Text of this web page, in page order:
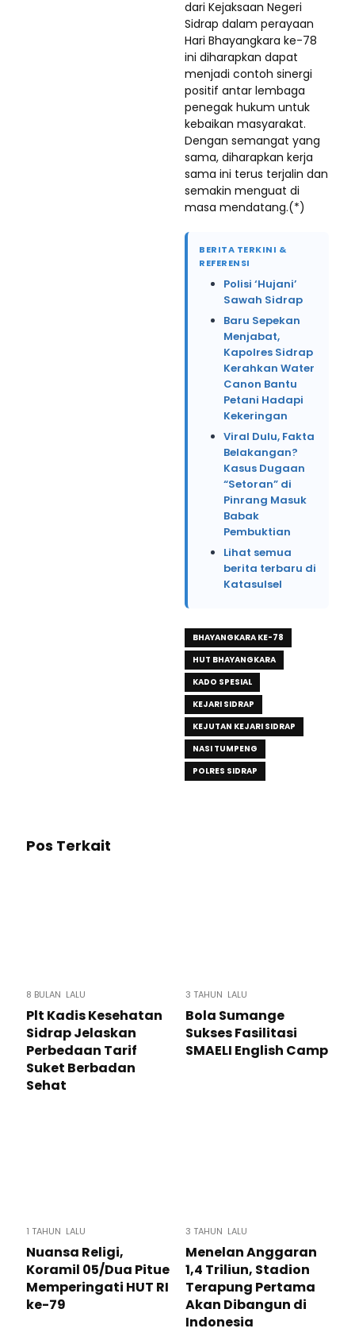
dari Kejaksaan Negeri
Sidrap dalam perayaan
Hari Bhayangkara ke-78
ini diharapkan dapat
menjadi contoh sinergi
positif antar lembaga
penegak hukum untuk
kebaikan masyarakat.
Dengan semangat yang
sama, diharapkan kerja
sama ini terus terjalin dan
semakin menguat di
masa mendatang.(*)
BERITA TERKINI &
REFERENSI
Polisi ‘Hujani’
Sawah Sidrap
Baru Sepekan
Menjabat,
Kapolres Sidrap
Kerahkan Water
Canon Bantu
Petani Hadapi
Kekeringan
Viral Dulu, Fakta
Belakangan?
Kasus Dugaan
“Setoran” di
Pinrang Masuk
Babak
Pembuktian
Lihat semua
berita terbaru di
Katasulsel
BHAYANGKARA KE-78
HUT BHAYANGKARA
KADO SPESIAL
KEJARI SIDRAP
KEJUTAN KEJARI SIDRAP
NASI TUMPENG
POLRES SIDRAP
Pos Terkait
8 BULAN LALU
Plt Kadis Kesehatan
Sidrap Jelaskan
Perbedaan Tarif
Suket Berbadan
Sehat
3 TAHUN LALU
Bola Sumange
Sukses Fasilitasi
SMAELI English Camp
1 TAHUN LALU
Nuansa Religi,
Koramil 05/Dua Pitue
Memperingati HUT RI
ke-79
3 TAHUN LALU
Menelan Anggaran
1,4 Triliun, Stadion
Terapung Pertama
Akan Dibangun di
Indonesia